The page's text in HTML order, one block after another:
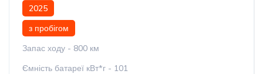
2025
з пробігом
Запас ходу - 800 км
Ємність батареї кВт*г - 101